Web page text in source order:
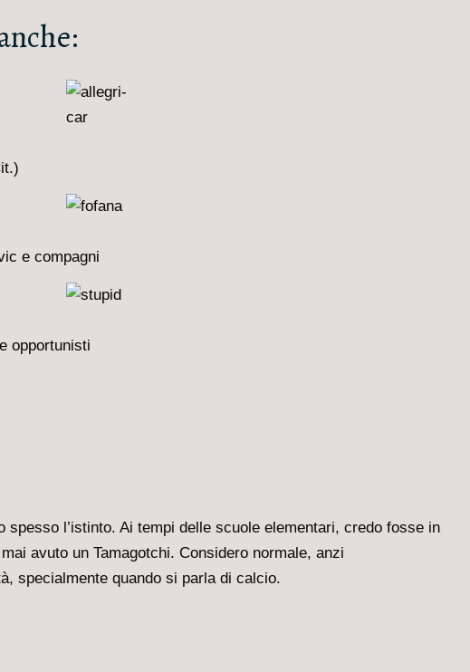
e compagni
opportunisti
spesso l’istinto. Ai tempi delle scuole elementari, credo fosse in
avuto un Tamagotchi. Considero normale, anzi
specialmente quando si parla di calcio.